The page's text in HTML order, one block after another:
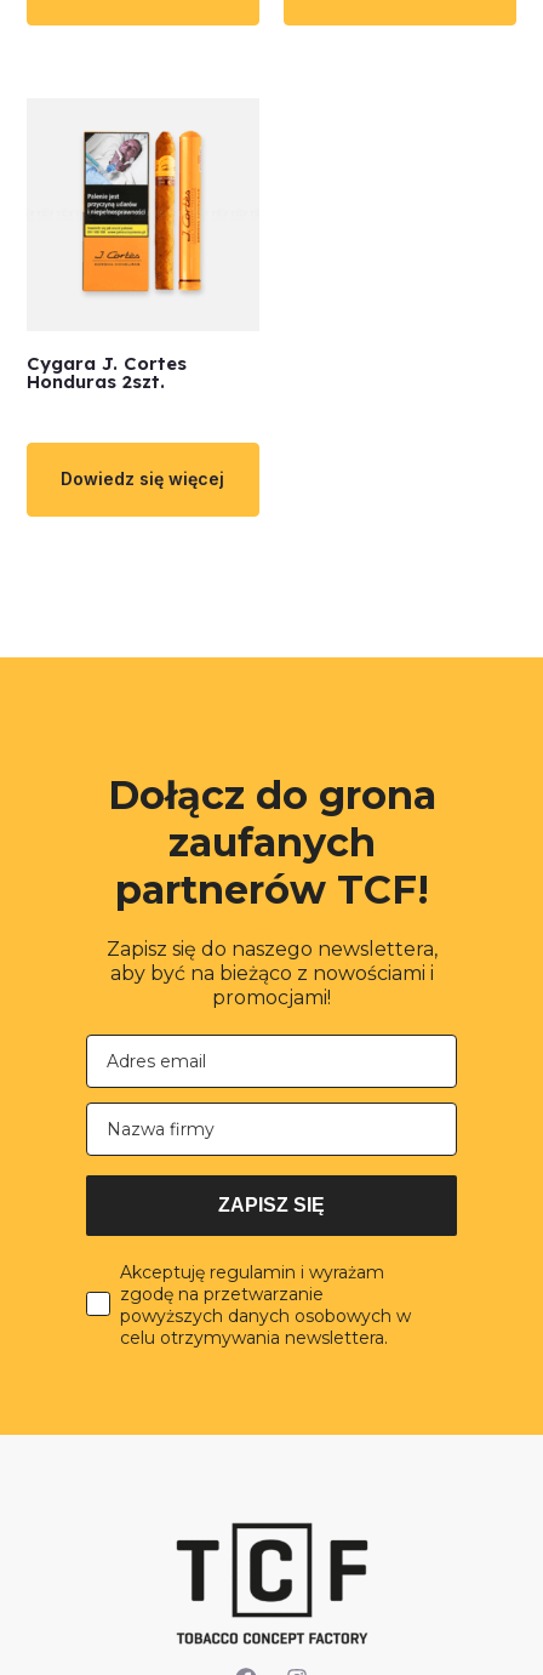
Cygara J. Cortes
Honduras 2szt.
Dowiedz się więcej
Dołącz do grona
zaufanych
partnerów TCF!
Zapisz się do naszego newslettera,
aby być na bieżąco z nowościami i
promocjami!
Nazwa firmy
ZAPISZ SIĘ
Akceptuję regulamin i wyrażam
zgodę na przetwarzanie
powyższych danych osobowych w
celu otrzymywania newslettera.